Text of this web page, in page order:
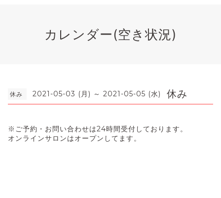
カレンダー(空き状況)
休み 2021-05-03 (月) ～ 2021-05-05 (水) 休み
※ ご予約・お問い合わせは24時間受付しております。
オンラインサロンはオープンしてます。